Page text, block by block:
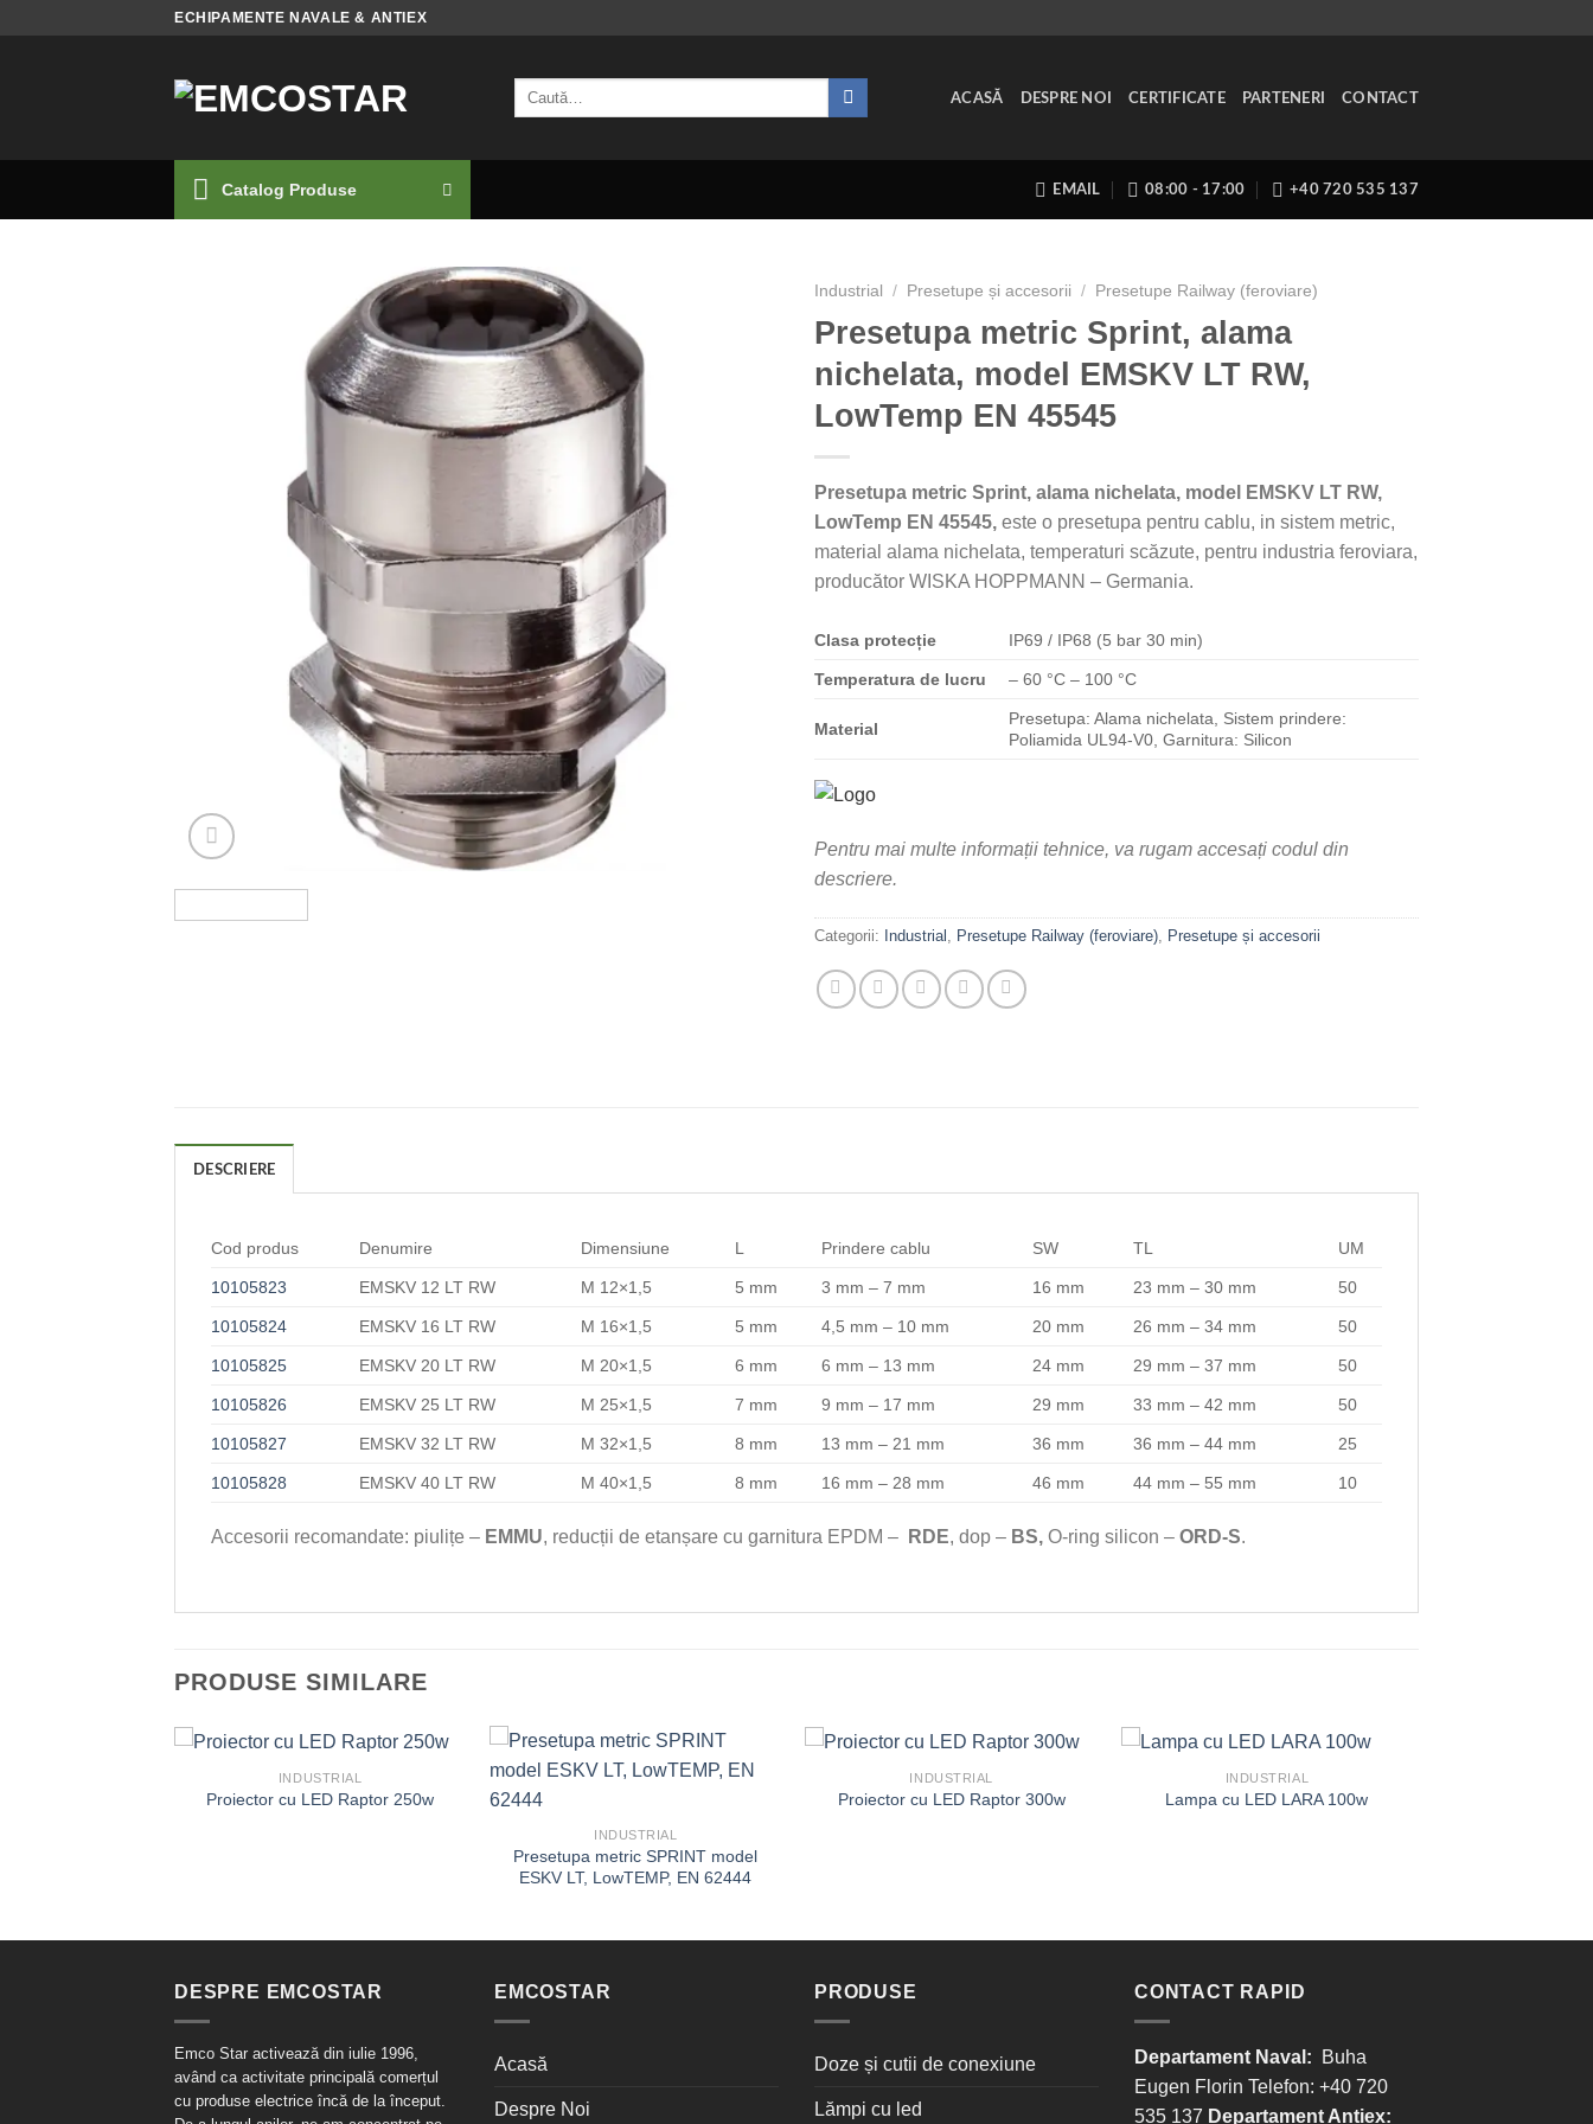
ECHIPAMENTE NAVALE & ANTIEX
Caută
ACASĂ DESPRE NOI CERTIFICATE PARTENERI CONTACT
Catalog Produse EMAIL 08:00 - 17:00 +40 720 535 137
Industrial / Presetupe și accesorii / Presetupe Railway (feroviare)
Presetupa metric Sprint, alama
nichelata, model EMSKV LT RW,
LowTemp EN 45545
Presetupa metric Sprint, alama nichelata, model EMSKV LT RW,
LowTemp EN 45545, este o presetupa pentru cablu, in sistem metric,
material alama nichelata, temperaturi scăzute, pentru industria feroviara,
producător WISKA HOPPMANN – Germania.
Clasa protecție IP69 / IP68 (5 bar 30 min)
Temperatura de lucru – 60 °C – 100 °C
Material
Presetupa: Alama nichelata, Sistem prindere:
Poliamida UL94-V0, Garnitura: Silicon
Pentru mai multe informații tehnice, va rugam accesați codul din
descriere.
Categorii: Industrial , Presetupe Railway (feroviare), Presetupe și accesorii
DESCRIERE
Cod produs Denumire Dimensiune L Prindere cablu SW TL UM
10105823 EMSKV 12 LT RW M 12×1,5 5 mm 3 mm – 7 mm 16 mm 23 mm – 30 mm 50
10105824 EMSKV 16 LT RW M 16×1,5 5 mm 4,5 mm – 10 mm 20 mm 26 mm – 34 mm 50
10105825 EMSKV 20 LT RW M 20×1,5 6 mm 6 mm – 13 mm 24 mm 29 mm – 37 mm 50
10105826 EMSKV 25 LT RW M 25×1,5 7 mm 9 mm – 17 mm 29 mm 33 mm – 42 mm 50
10105827 EMSKV 32 LT RW M 32×1,5 8 mm 13 mm – 21 mm 36 mm 36 mm – 44 mm 25
10105828 EMSKV 40 LT RW M 40×1,5 8 mm 16 mm – 28 mm 46 mm 44 mm – 55 mm 10
Accesorii recomandate: piulițe – EMMU, reducții de etanșare cu garnitura EPDM – RDE, dop – BS, O-ring silicon – ORD-S.
PRODUSE SIMILARE
INDUSTRIAL
Proiector cu LED Raptor 250w
INDUSTRIAL
Presetupa metric SPRINT model
ESKV LT, LowTEMP, EN 62444
INDUSTRIAL
Proiector cu LED Raptor 300w
INDUSTRIAL
Lampa cu LED LARA 100w
DESPRE EMCOSTAR
Emco Star activează din iulie 1996,
având ca activitate principală comerțul
cu produse electrice încă de la început.
EMCOSTAR
Acasă
Despre Noi
PRODUSE
Doze și cutii de conexiune
Lămpi cu led
CONTACT RAPID
Departament Naval:
Buha
Eugen Florin Telefon: +40 720
535 137 Departament Antiex: